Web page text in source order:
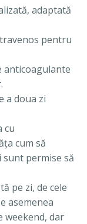
adaptată
pentru
anticoagulante
a doua zi
cu
cum să
permise să
pe zi, de cele
asemenea
weekend, dar